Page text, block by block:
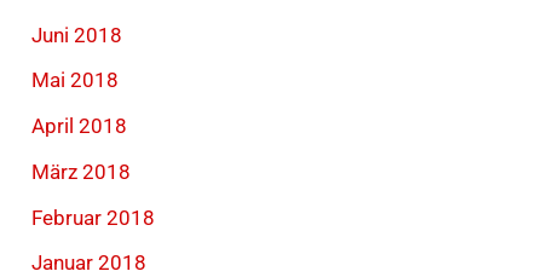
Juni 2018
Mai 2018
April 2018
März 2018
Februar 2018
Januar 2018